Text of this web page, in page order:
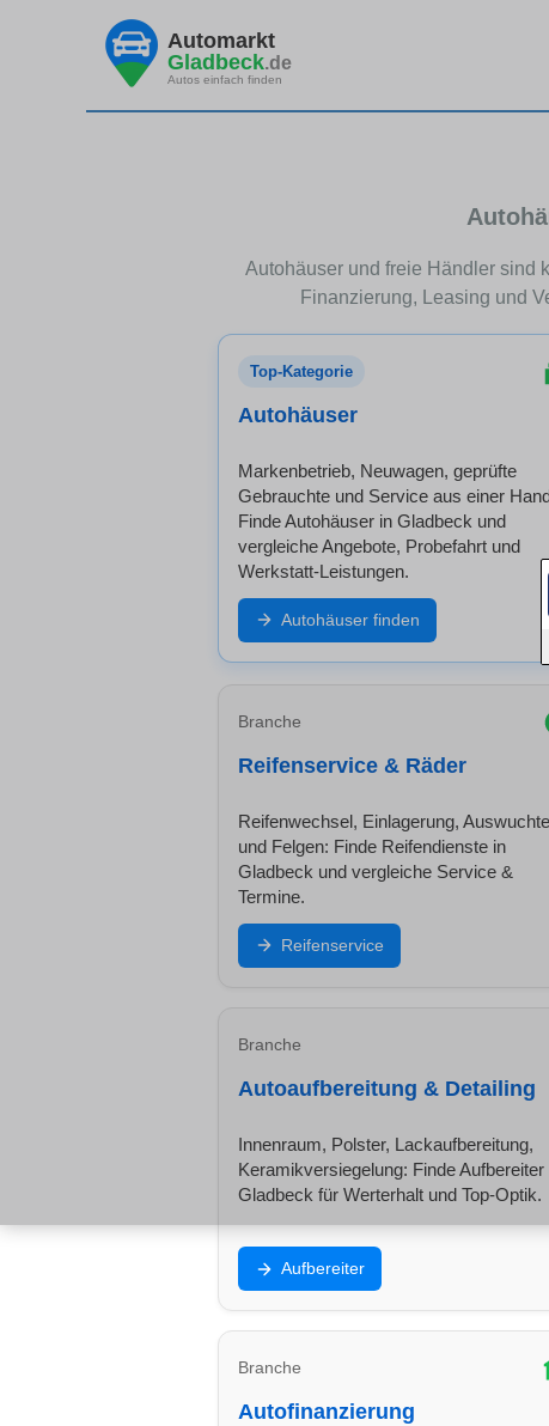
Automarkt
Gladbeck.de
Autos einfach finden
Autohäuser und freie Händler sind
Finanzierung, Leasing und
Top-Kategorie
Autohäuser
Markenbetrieb, Neuwagen, geprüfte
Gebrauchte und Service aus einer
Finde Autohäuser in Gladbeck und
vergleiche Angebote, Probefahrt und
Werkstatt-Leistungen.
Autohäuser finden
Branche
Reifenservice & Räder
Reifenwechsel, Einlagerung,
und Felgen: Finde Reifendienste in
Gladbeck und vergleiche Service &
Termine.
Reifenservice
Branche
Autoaufbereitung & Detailing
Innenraum, Polster, Lackaufbereitung,
Keramikversiegelung: Finde Aufbereiter
Gladbeck für Werterhalt und Top-Optik.
Aufbereiter
Branche
Autofinanzierung